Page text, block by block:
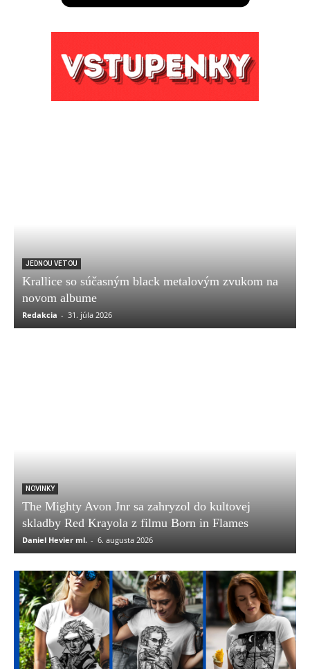
JEDNOU VETOU
Krallice so súčasným black metalovým zvukom na
novom albume
Redakcia - 31. júla 2026
NOVINKY
The Mighty Avon Jnr sa zahryzol do kultovej
skladby Red Krayola z filmu Born in Flames
Daniel Hevier ml. - 6. augusta 2026